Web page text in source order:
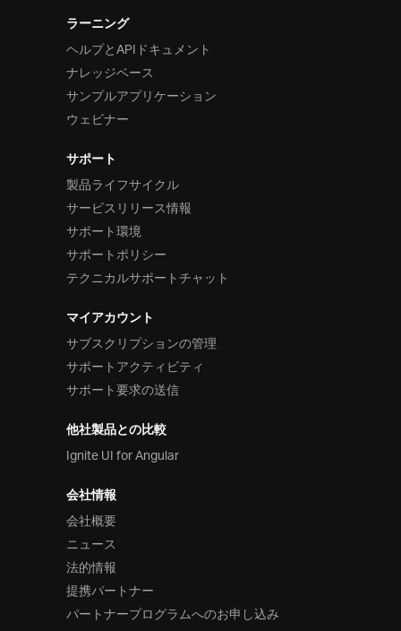
ラーニング
ヘルプとAPIドキュメント
ナレッジベース
サンプルアプリケーション
ウェビナー
サポート
製品ライフサイクル
サービスリリース情報
サポート環境
サポートポリシー
テクニカルサポートチャット
マイアカウント
サブスクリプションの管理
サポートアクティビティ
サポート要求の送信
他社製品との比較
Ignite UI for Angular
会社情報
会社概要
ニュース
法的情報
提携パートナー
パートナープログラムへのお申し込み